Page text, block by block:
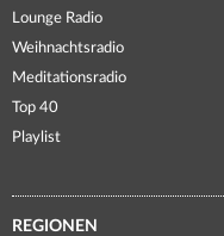
Lounge Radio
Weihnachtsradio
Meditationsradio
Top 40
Playlist
REGIONEN